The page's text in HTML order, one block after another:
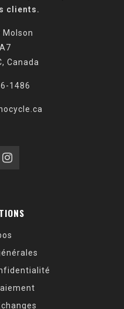
clients.
Molson
Canada
1486